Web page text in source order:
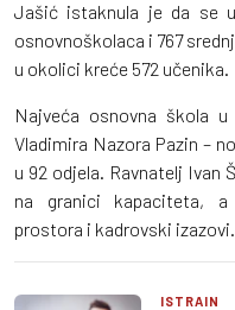
Jašić istaknula je da se
osnovnoškolaca i 767
u okolici kreće 572 učenika.
Najveća osnovna škola
Vladimira Nazora Pazin –
u 92 odjela. Ravnatelj Ivan
na granici kapaciteta,
prostora i kadrovski izazovi.
ISTRAIN